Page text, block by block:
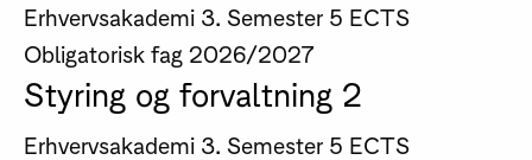
Erhvervsakademi 3. Semester 5 ECTS
Obligatorisk fag 2026/2027
Styring og forvaltning 2
Erhvervsakademi 3. Semester 5 ECTS